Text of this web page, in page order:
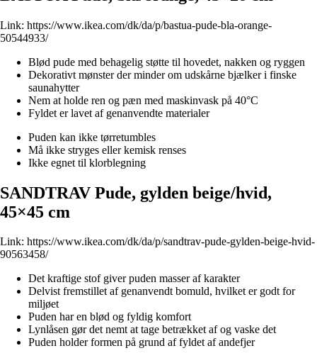
Link: https://www.ikea.com/dk/da/p/bastua-pude-bla-orange-
50544933/
Blød pude med behagelig støtte til hovedet, nakken og ryggen
Dekorativt mønster der minder om udskårne bjælker i finske
saunahytter
Nem at holde ren og pæn med maskinvask på 40°C
Fyldet er lavet af genanvendte materialer
Puden kan ikke tørretumbles
Må ikke stryges eller kemisk renses
Ikke egnet til klorblegning
SANDTRAV Pude, gylden beige/hvid,
45×45 cm
Link: https://www.ikea.com/dk/da/p/sandtrav-pude-gylden-beige-hvid-
90563458/
Det kraftige stof giver puden masser af karakter
Delvist fremstillet af genanvendt bomuld, hvilket er godt for
miljøet
Puden har en blød og fyldig komfort
Lynlåsen gør det nemt at tage betrækket af og vaske det
Puden holder formen på grund af fyldet af andefjer